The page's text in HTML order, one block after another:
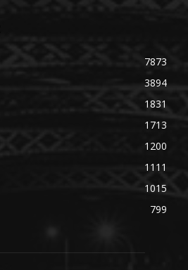
7873
3894
1831
1713
1200
1111
1015
799